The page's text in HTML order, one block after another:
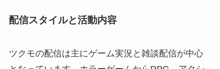
配信スタイルと活動内容
ツクモの配信は主にゲーム実況と雑談配信が中心